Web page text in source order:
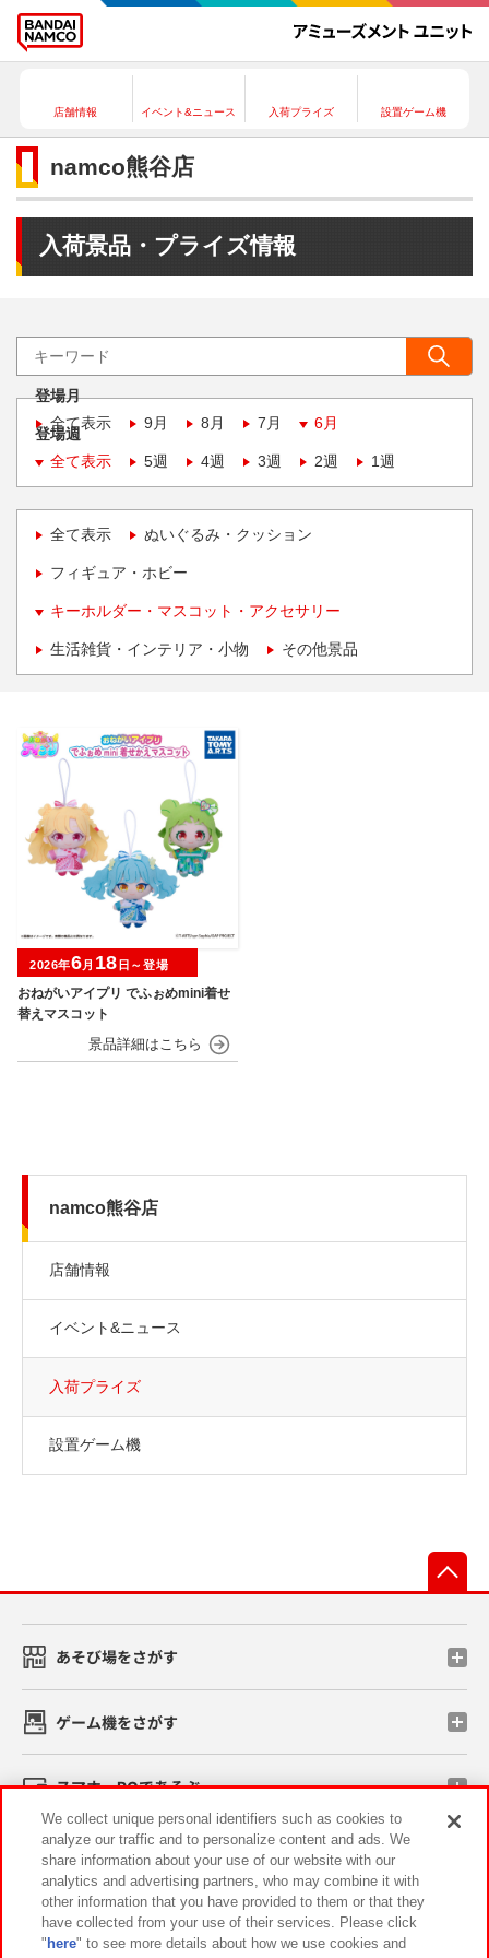
店舗情報 イベント&ニュース 入荷プライズ 設置ゲーム機
namco熊谷店
入荷景品・プライズ情報
登場月
全て表示
9月 8月 7月 6月
登場週
全て表示
5週 4週 3週 2週 1週
全て表示 ぬいぐるみ・クッション
フィギュア・ホビー
キーホルダー・マスコット・アクセサリー
生活雑貨・インテリア・小物 その他景品
おねがいアイプリ でふぉめmini着せ
替えマスコット
2026年6月 18 日～登場
namco熊谷店
店舗情報
イベント&ニュース
入荷プライズ
設置ゲーム機
あそび場をさがす
ゲーム機をさがす
スマホ・PCであそぶ
イベント・キャンペーン
We collect unique personal identifiers such as cookies to
analyze our traffic and to personalize content and ads. We
share information about your use of our website with our
analytics and advertising partners, who may combine it with
other information that you have provided to them or that they
have collected from your use of their services. Please click
" here" to see more details about how we use cookies and